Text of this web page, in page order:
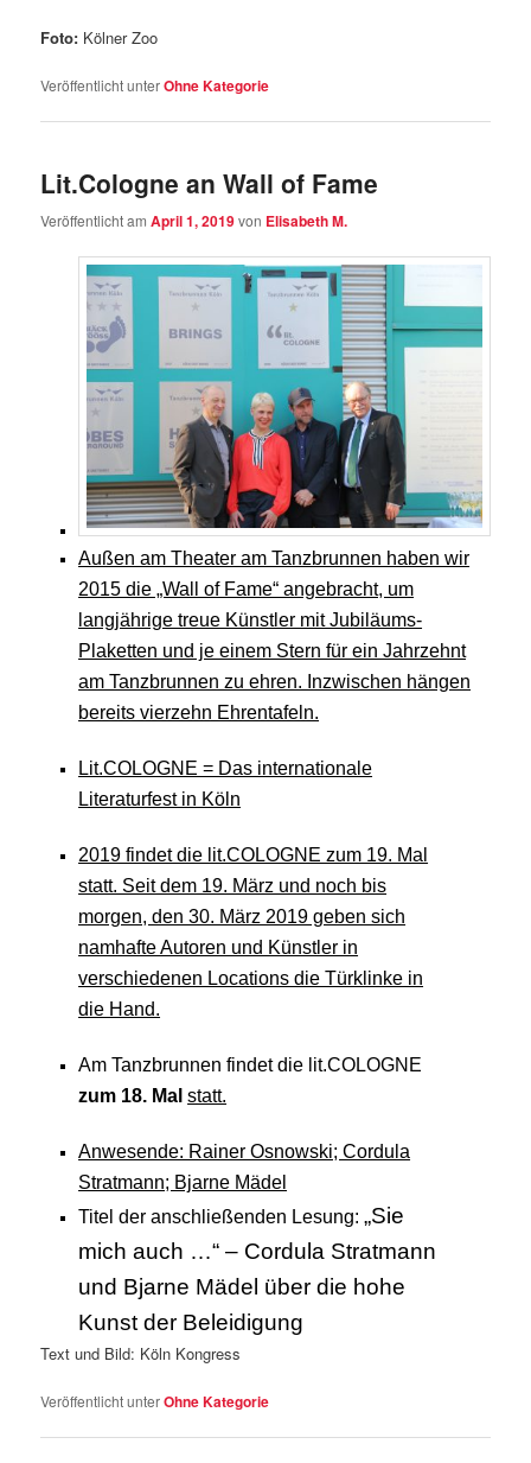
Foto: Kölner Zoo
Veröffentlicht unterOhne Kategorie
Lit.Cologne an Wall of Fame
Veröffentlicht amApril 1, 2019von Elisabeth M.
Außen am Theater am Tanzbrunnen haben wir
2015 die „Wall of Fame“ angebracht, um
langjährige treue Künstler mit Jubiläums-
Plaketten und je einem Stern für ein Jahrzehnt
am Tanzbrunnen zu ehren. Inzwischen hängen
bereits vierzehn Ehrentafeln.
Lit.COLOGNE = Das internationale
Literaturfest in Köln
2019 findet die lit.COLOGNE zum 19. Mal
statt. Seit dem 19. März und noch bis
morgen, den 30. März 2019 geben sich
namhafte Autoren und Künstler in
verschiedenen Locations die Türklinke in
die Hand.
Am Tanzbrunnen findet die lit.COLOGNE
zum 18. Mal statt.
Anwesende: Rainer Osnowski; Cordula
Stratmann; Bjarne Mädel
Titel der anschließenden Lesung:„Sie
mich auch …“ – Cordula Stratmann
und Bjarne Mädel über die hohe
Kunst der Beleidigung
Text und Bild: Köln Kongress
Veröffentlicht unterOhne Kategorie